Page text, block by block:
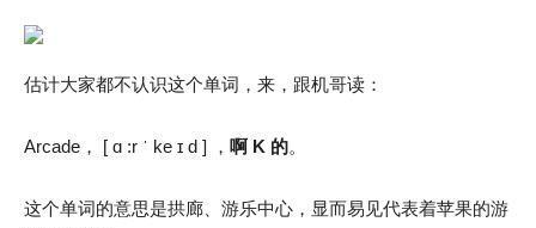
估计大家都不认识这个单词，来，跟机哥读：
Arcade， [ ɑ :r ˈ ke ɪ d ] ， 啊 K 的。
这个单词的意思是拱廊、游乐中心，显而易见代表着苹果的游